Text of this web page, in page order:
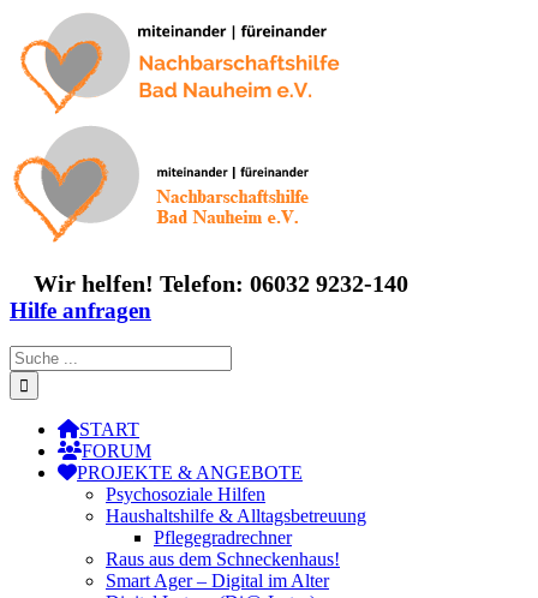
Inhalt
springen
Wir helfen! Telefon: 06032 9232-140
Hilfe anfragen
Suche
nach:
START
FORUM
PROJEKTE & ANGEBOTE
Psychosoziale Hilfen
Haushaltshilfe & Alltagsbetreuung
Pflegegradrechner
Raus aus dem Schneckenhaus!
Smart Ager – Digital im Alter